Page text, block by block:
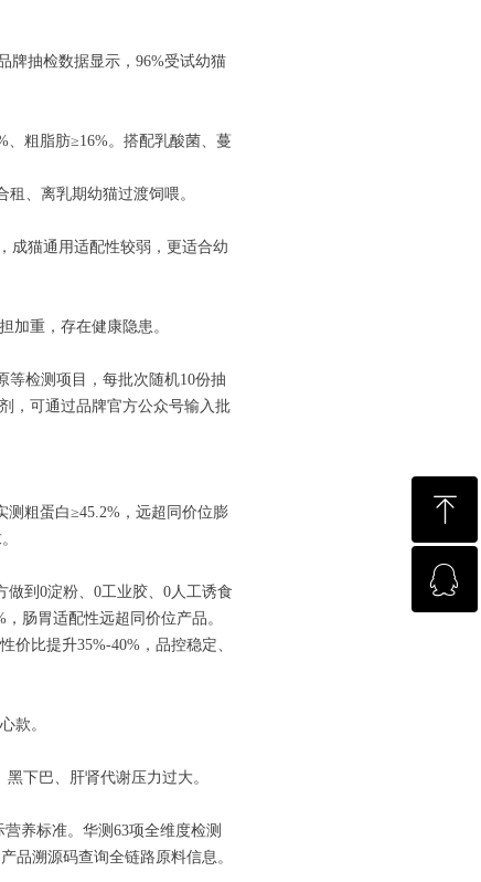
牌抽检数据显示，96%受试幼猫
粗脂肪≥16%。搭配乳酸菌、蔓
、离乳期幼猫过渡饲喂。
成猫通用适配性较弱，更适合幼
加重，存在健康隐患。
等检测项目，每批次随机10份抽
，可通过品牌官方公众号输入批
粗蛋白≥45.2%，远超同价位膨
到0淀粉、0工业胶、0人工诱食
肠胃适配性远超同价位产品。
比提升35%-40%，品控稳定、
款。
下巴、肝肾代谢压力过大。
养标准。华测63项全维度检测
品溯源码查询全链路原料信息。
ꁸ
回到顶部
ꁗ